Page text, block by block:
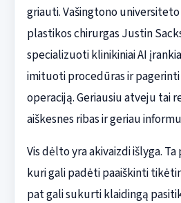
griauti. Vašingtono
plastikos chirurgas Justin
specializuoti klinikiniai AI
imituoti procedūras ir
operaciją. Geriausiu atveju tai
aiškesnes ribas ir geriau
Vis dėlto yra akivaizdi išlyga.
kuri gali padėti paaiškinti
pat gali sukurti klaidingą